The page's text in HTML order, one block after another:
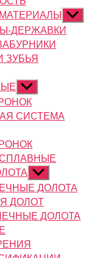
подменю
ДЕРЖАВКИ
ЗУБЬЯ
Показывать
подменю
СИСТЕМА
Показывать
подменю
ДОЛОТА
ДОЛОТ
ДОЛОТА